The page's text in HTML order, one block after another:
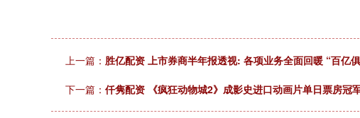
上一篇： 胜亿配资 上市券商半年报透视: 各项业务全面回暖 “百亿
下一篇： 仟隽配资 《疯狂动物城2》成影史进口动画片单日票房冠